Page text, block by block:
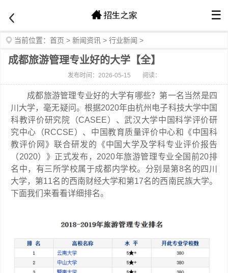
☰
当前位置： 首页 > 新闻资讯 > 行业新闻 >
成都旅游管理专业好的大学【全】
发布时间：2026-05-15 阅读：
成都旅游管理专业好的大学有哪些？第一名当然是四
川大学，毫无疑问。根据2020年由杭州电子科技大学中国
科教评价研究院（CASEE）、武汉大学中国科学评价研
究中心（RCCSE）、中国教育质量评价中心和《中国科
教评价网》联合研发的《中国大学及学科专业评价报告
（2020）》正式发布，2020年旅游管理专业全国前20排
名中，有三所学校属于成都内学校。分别是第8名的四川
大学，第11名的西南财经大学和第17名的西南民族大学。
下面我们来看看详细排名。